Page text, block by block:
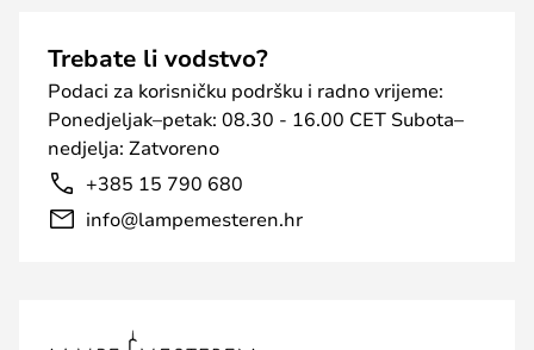
Trebate li vodstvo?
Podaci za korisničku podršku i radno vrijeme:
Ponedjeljak–petak: 08.30 - 16.00 CET Subota–
nedjelja: Zatvoreno
+385 15 790 680
info@lampemesteren.hr